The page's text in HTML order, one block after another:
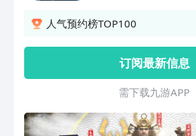
见到你们最熟悉的日
游戏。您可以和其
界，相互博弈。几个
● 在体验版图扩张和
上，同时可以和来自
相互竞争，战略和战
断。
人气预约榜TOP100
订阅最新信息
需 下 载 九 游 A P P